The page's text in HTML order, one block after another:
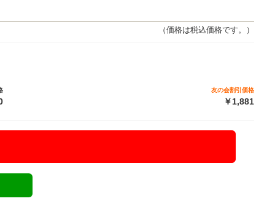
（価格は税込価格です。）
友の会割引価格
￥1,881